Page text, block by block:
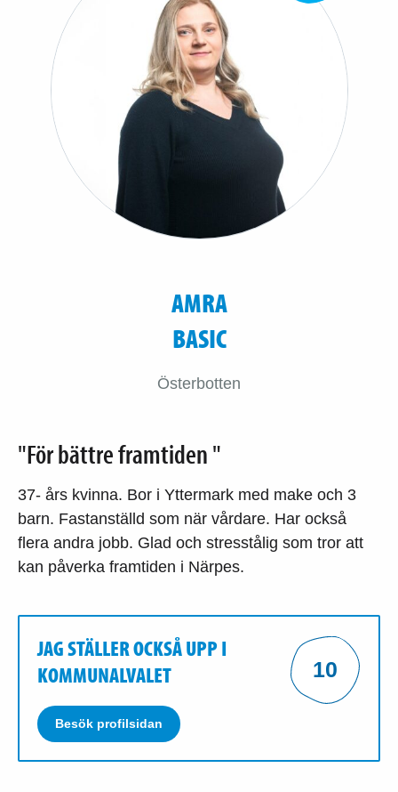
AMRA
BASIC
Österbotten
"För bättre framtiden "
37- års kvinna. Bor i Yttermark med make och 3
barn. Fastanställd som när vårdare. Har också
flera andra jobb. Glad och stresstålig som tror att
kan påverka framtiden i Närpes.
JAG STÄLLER OCKSÅ UPP I
KOMMUNALVALET
Besök profilsidan
10